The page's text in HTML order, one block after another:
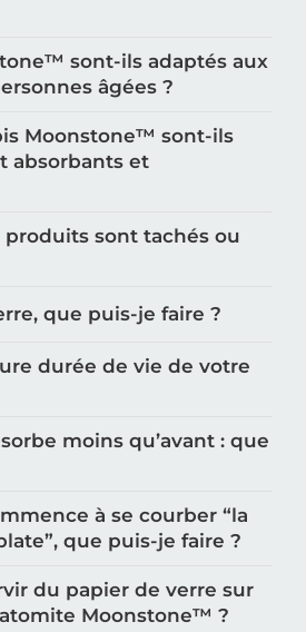
sont-ils adaptés aux
âgées ?
Moonstone™️ sont-ils
absorbants et
produits sont tachés ou
que puis-je faire ?
durée de vie de votre
moins qu’avant : que
à se courber “la
que puis-je faire ?
du papier de verre sur
Moonstone™️ ?